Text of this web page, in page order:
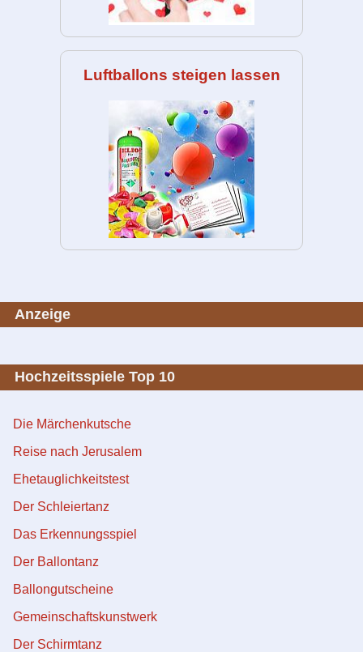
Luftballons steigen lassen
Anzeige
Hochzeitsspiele Top 10
Die Märchenkutsche
Reise nach Jerusalem
Ehetauglichkeitstest
Der Schleiertanz
Das Erkennungsspiel
Der Ballontanz
Ballongutscheine
Gemeinschaftskunstwerk
Der Schirmtanz